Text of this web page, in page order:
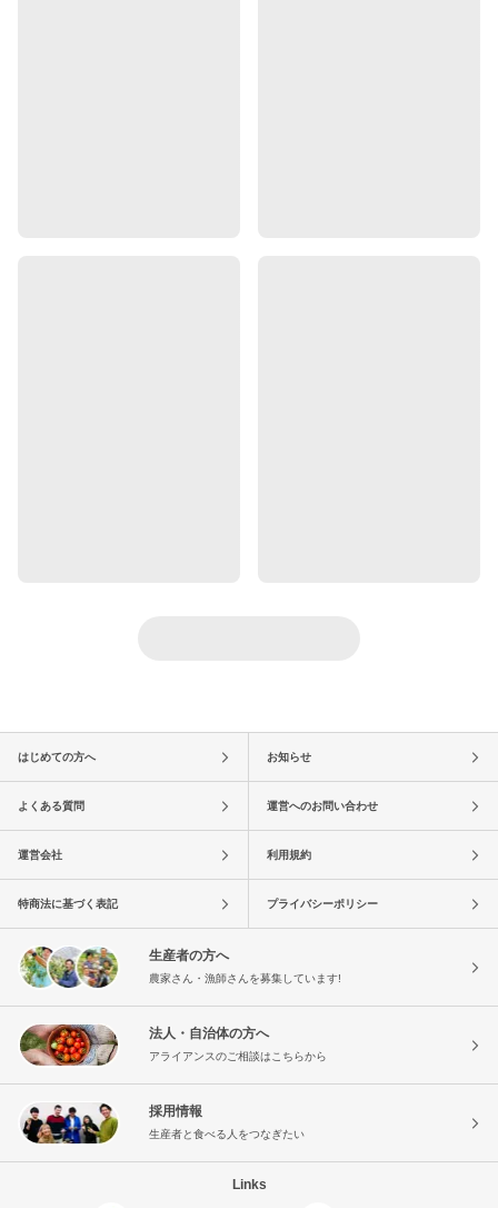
はじめての方へ お知らせ
よくある質問 運営へのお問い合わせ
運営会社 利用規約
特商法に基づく表記 プライバシーポリシー
生産者の方へ
農家さん・漁師さんを募集しています!
法人・自治体の方へ
アライアンスのご相談はこちらから
採用情報
生産者と食べる人をつなぎたい
Links